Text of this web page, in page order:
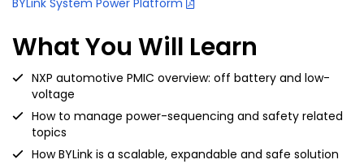
BYLink System Power Platform
What You Will Learn
NXP automotive PMIC overview: off battery and low-
voltage
How to manage power-sequencing and safety related
topics
How BYLink is a scalable, expandable and safe solution